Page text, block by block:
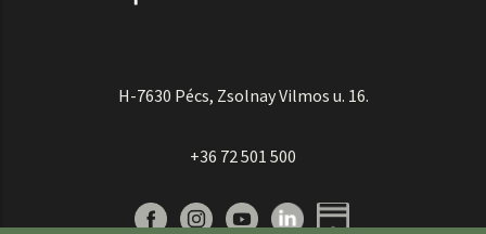
H-7630 Pécs, Zsolnay Vilmos u. 16.
+36 72 501 500